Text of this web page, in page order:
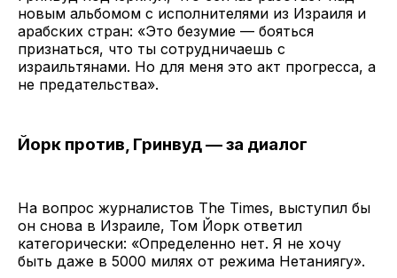
новым альбомом с исполнителями из Израиля и
арабских стран: «Это безумие — бояться
признаться, что ты сотрудничаешь с
израильтянами. Но для меня это акт прогресса, а
не предательства».
Йорк против, Гринвуд — за диалог
На вопрос журналистов The Times, выступил бы
он снова в Израиле, Том Йорк ответил
категорически: «Определенно нет. Я не хочу
быть даже в 5000 милях от режима Нетаниягу».